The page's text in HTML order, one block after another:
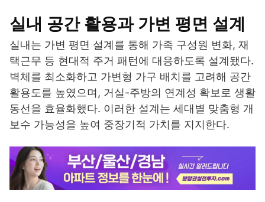
실내 공간 활용과 가변 평면 설계
실내는 가변 평면 설계를 통해 가족 구성원 변화, 재
택근무 등 현대적 주거 패턴에 대응하도록 설계됐다.
벽체를 최소화하고 가변형 가구 배치를 고려해 공간
활용도를 높였으며, 거실-주방의 연계성 확보로 생활
동선을 효율화했다. 이러한 설계는 세대별 맞춤형 개
보수 가능성을 높여 중장기적 가치를 지지한다.